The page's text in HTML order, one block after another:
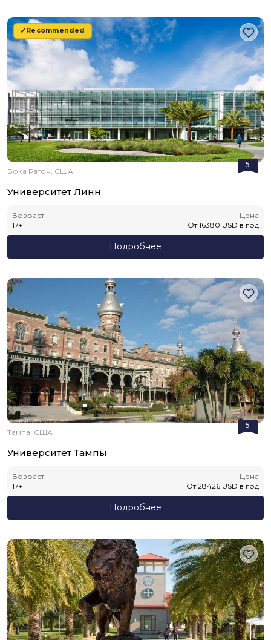
Recommended
5
Бока Ратон, США
Университет Линн
Возраст
17+
Цена
От 16380 USD в год
Подробнее
5
Тампа, США
Университет Тампы
Возраст
17+
Цена
От 28426 USD в год
Подробнее